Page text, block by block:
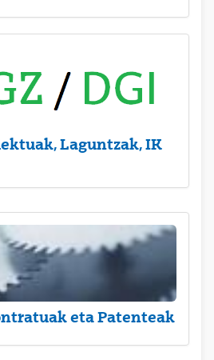
Laguntzak, IK
eta Patenteak